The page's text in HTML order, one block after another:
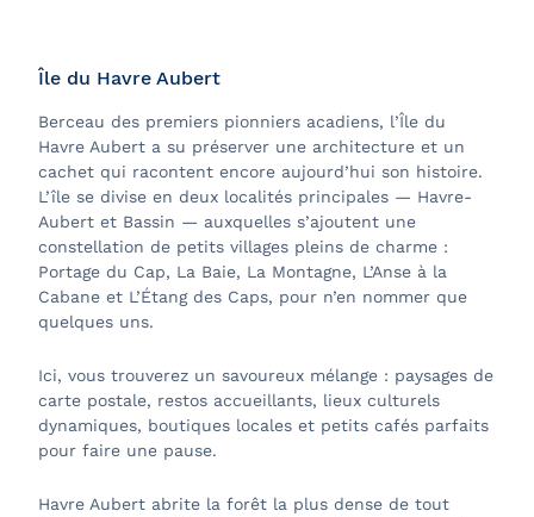
Île du Havre Aubert
Berceau des premiers pionniers acadiens, l’Île du
Havre Aubert a su préserver une architecture et un
cachet qui racontent encore aujourd’hui son histoire.
L’île se divise en deux localités principales — Havre-
Aubert et Bassin — auxquelles s’ajoutent une
constellation de petits villages pleins de charme :
Portage du Cap, La Baie, La Montagne, L’Anse à la
Cabane et L’Étang des Caps, pour n’en nommer que
quelques uns.
Ici, vous trouverez un savoureux mélange : paysages de
carte postale, restos accueillants, lieux culturels
dynamiques, boutiques locales et petits cafés parfaits
pour faire une pause.
Havre Aubert abrite la forêt la plus dense de tout